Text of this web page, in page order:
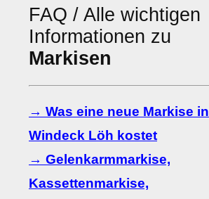
FAQ / Alle wichtigen
Informationen zu
Markisen
→ Was eine neue Markise in
Windeck Löh kostet
→ Gelenkarmmarkise,
Kassettenmarkise,